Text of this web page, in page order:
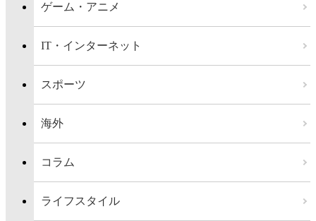
ゲーム・アニメ
IT・インターネット
スポーツ
海外
コラム
ライフスタイル